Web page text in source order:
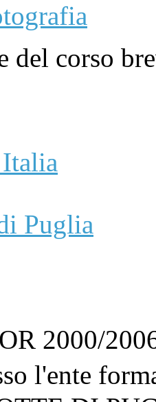
del corso
Puglia
2000/
l'ente